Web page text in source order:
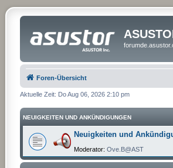
Foren-Übersicht
Aktuelle Zeit: Do Aug 06, 2026 2:10 pm
NEUIGKEITEN UND ANKÜNDIGUNGEN
Neuigkeiten und
Moderator: Ove.B@AST